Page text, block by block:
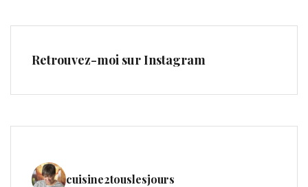
Retrouvez-moi sur Instagram
cuisine2touslesjours